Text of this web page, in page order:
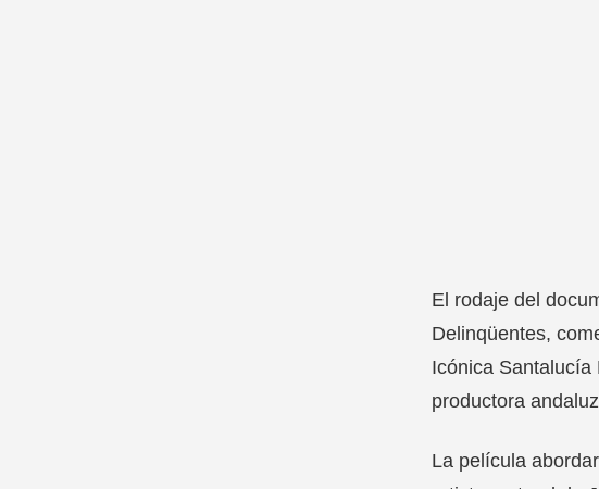
El rodaje del
Delinqüentes,
Icónica Santalucía
productora
La película